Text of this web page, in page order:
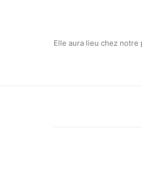
Elle aura lieu chez